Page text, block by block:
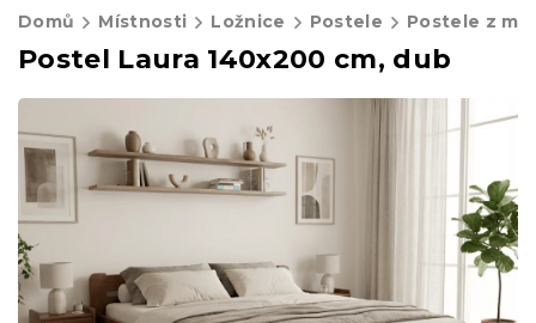
Domů Místnosti Ložnice Postele Postele z
Postel Laura 140x200 cm, dub